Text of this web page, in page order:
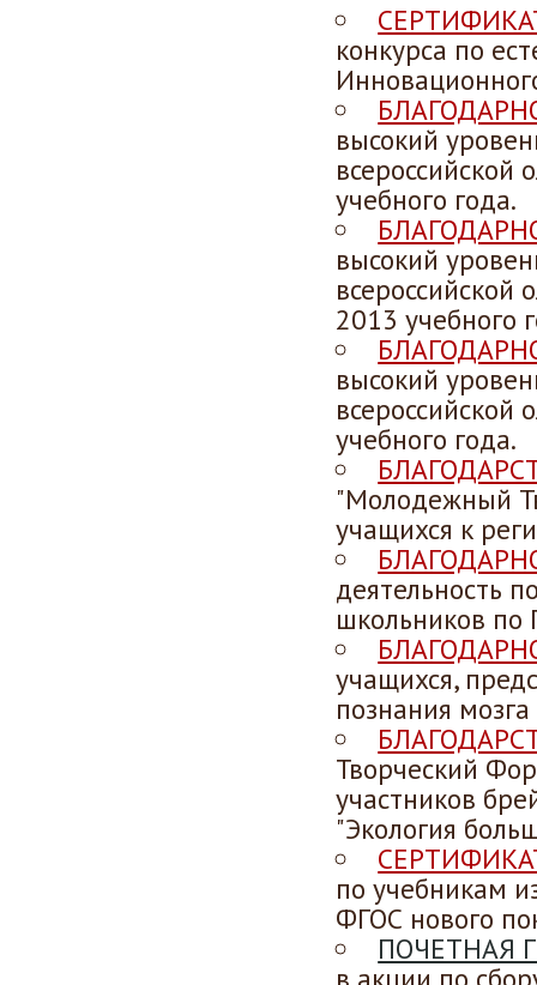
конкурса по
высокий
учебного года.
высокий
2013 учебного
высокий
учебного года.
"Молодежный
учащихся к
деятельность
школьников
учащихся,
познания
Творческий
участников
"Экология
по учебникам
ФГОС нового
ПОЧЕТНАЯ
в акции по